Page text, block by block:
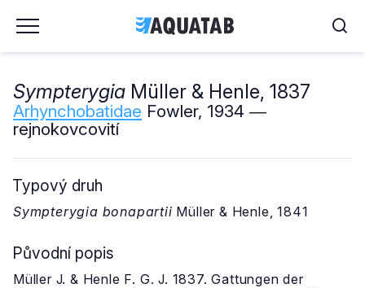
Sympterygia Müller & Henle, 1837
Arhynchobatidae Fowler, 1934 ―
rejnokovcovití
Typový druh
Sympterygia bonapartii Müller & Henle, 1841
Původní popis
Müller J. & Henle F. G. J. 1837. Gattungen der